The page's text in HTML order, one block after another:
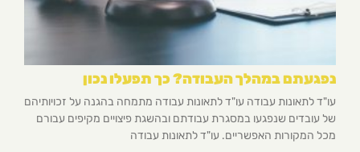
נפגעתם במהלך העבודה? כך תפעלו נכון
עו"ד לתאונות עבודה עו"ד לתאונות עבודה מתמחה בהגנה על זכויותיהם
של עובדים שנפגעו במסגרת עבודתם ובהשגת פיצויים מקיפים עבורם
מכל המקורות האפשריים. עו"ד לתאונות עבודה